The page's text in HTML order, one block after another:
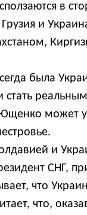
в
и
была
стать
может
и
СНГ,
что
что,